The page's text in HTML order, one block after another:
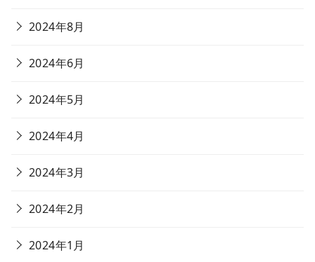
2024年8月
2024年6月
2024年5月
2024年4月
2024年3月
2024年2月
2024年1月